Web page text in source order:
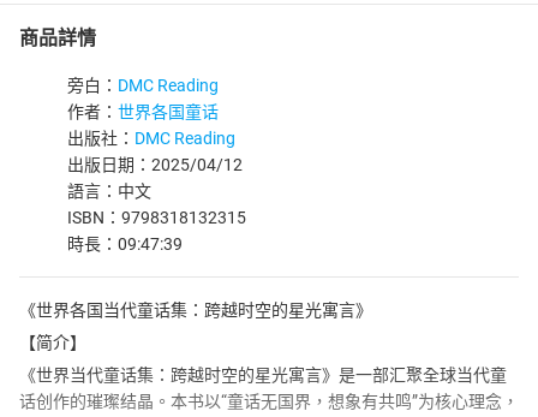
商品詳情
旁白： DMC Reading
作者： 世界各国童话
出版社： DMC Reading
出版日期：2025/04/12
語言：中文
ISBN：9798318132315
時長：09:47:39
《世界各国当代童话集：跨越时空的星光寓言》
【简介】
《世界当代童话集：跨越时空的星光寓言》是一部汇聚全球当代童
话创作的璀璨结晶。本书以“童话无国界，想象有共鸣”为核心理念，